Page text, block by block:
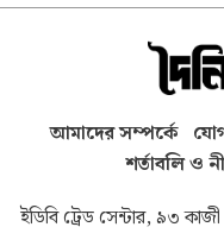
আমাদের সম্পর্কে
শর্তাবলি ও
ইডিবি ট্রেড সেন্টার, ৯৩